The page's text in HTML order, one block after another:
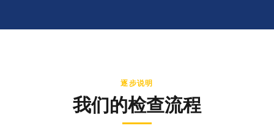
逐步说明
我们的检查流程